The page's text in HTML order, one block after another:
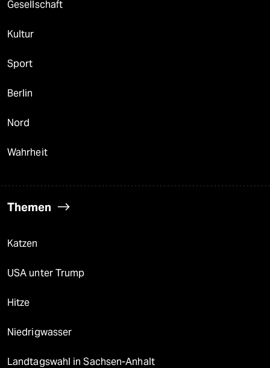
Gesellschaft
Kultur
Sport
Berlin
Nord
Wahrheit
Themen
Katzen
USA unter Trump
Hitze
Niedrigwasser
Landtagswahl in Sachsen-Anhalt